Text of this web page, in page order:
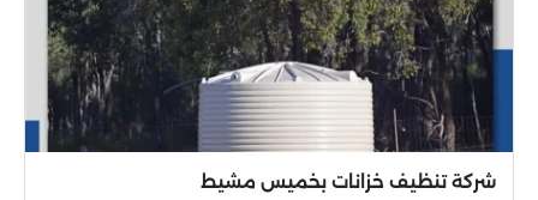
شركة تنظيف خزانات بخميس مشيط